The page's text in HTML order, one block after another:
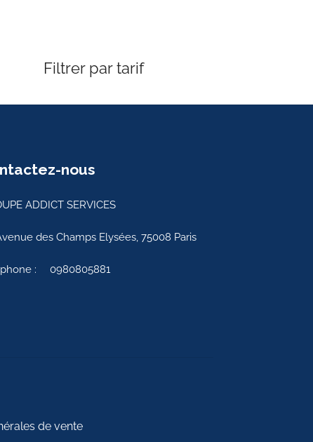
Filtrer par tarif
nous
ADDICT SERVICES
des Champs Elysées, 75008 Paris
: 0980805881
de vente